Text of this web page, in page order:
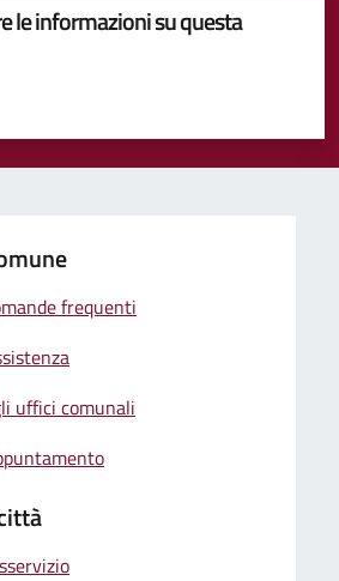
le informazioni su questa
5 stelle su 5
su 5
su 5
5
frequenti
uffici comunali